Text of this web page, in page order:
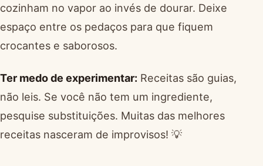
cozinham no vapor ao invés de dourar. Deixe
espaço entre os pedaços para que fiquem
crocantes e saborosos.
Ter medo de experimentar: Receitas são guias,
não leis. Se você não tem um ingrediente,
pesquise substituições. Muitas das melhores
receitas nasceram de improvisos! 💡